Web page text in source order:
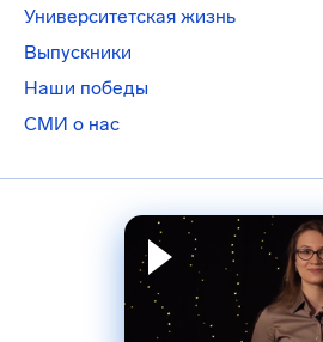
Университетская жизнь
Выпускники
Наши победы
СМИ о нас